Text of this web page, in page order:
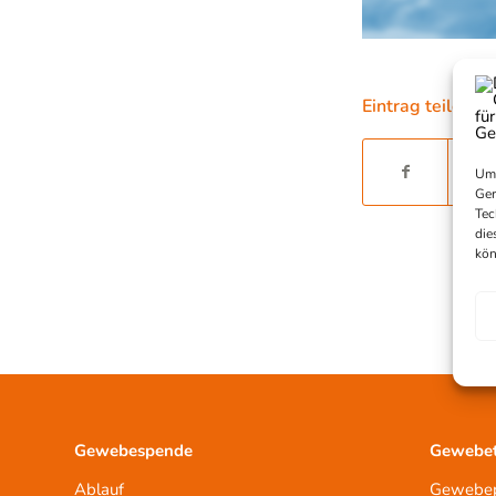
Eintrag teilen
Gewebespende
Ablauf